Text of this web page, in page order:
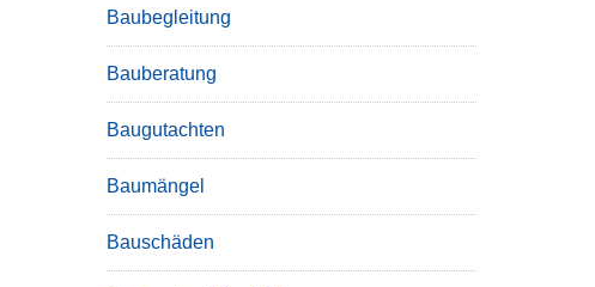
Baubegleitung
Bauberatung
Baugutachten
Baumängel
Bauschäden